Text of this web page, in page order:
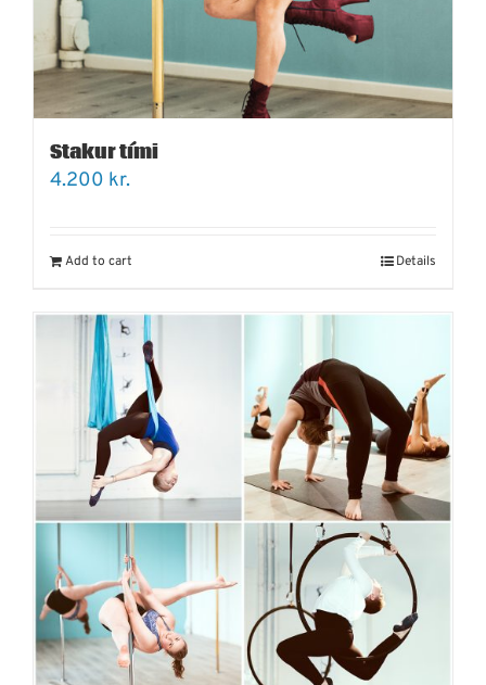
Stakur tími
4.200 kr.
Add to cart Details